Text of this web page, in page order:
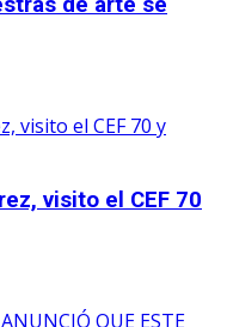
visito el CEF 70